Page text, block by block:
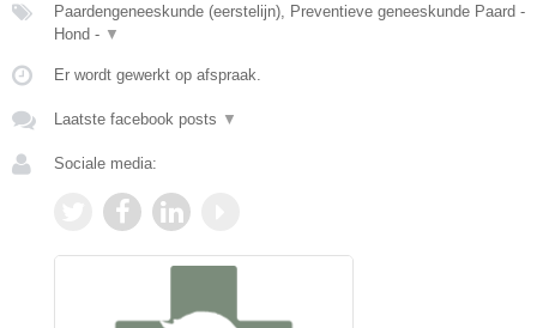
Paardengeneeskunde (eerstelijn), Preventieve geneeskunde Paard -
Hond - ▼
Er wordt gewerkt op afspraak.
Laatste facebook posts ▼
Sociale media: